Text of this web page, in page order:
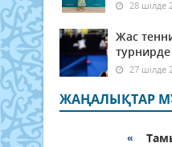
28 шілде
Жас
турнирде
27 шілде
ЖАҢАЛЫҚТАР
«